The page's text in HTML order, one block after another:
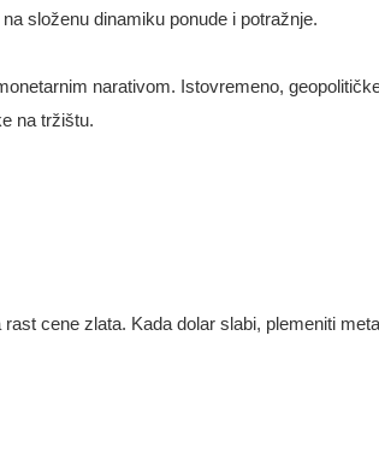
složenu dinamiku ponude i potražnje.
narativom. Istovremeno,
na tržištu.
cene zlata. Kada dolar slabi, plemeniti